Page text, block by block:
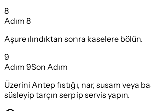
8
Adım 8
Aşure ılındıktan sonra kaselere bölün.
9
Adım 9Son Adım
Üzerini Antep fıstığı, nar, susam veya
süsleyip tarçın serpip servis yapın.